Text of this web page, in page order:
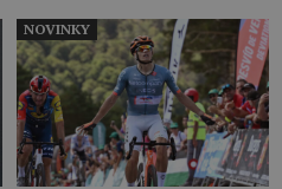
NOVINKY